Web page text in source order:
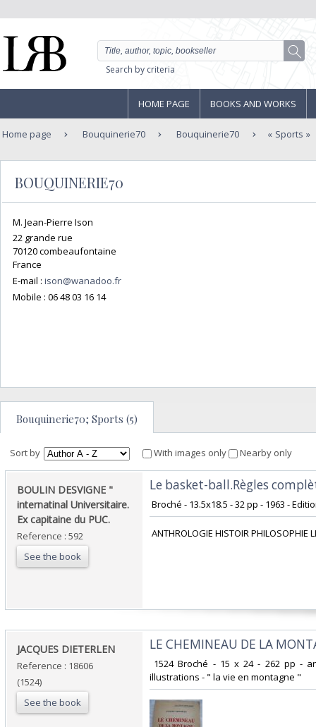
Search by criteria
HOME PAGE BOOKS AND WORKS
Home page Bouquinerie70 Bouquinerie70 Sports
BOUQUINERIE70
M. Jean-Pierre Ison
22 grande rue
70120 combeaufontaine
France
E-mail : ison@wanadoo.fr
Mobile : 06 48 03 16 14
Bouquinerie70; Sports (5)
Sort by With images only Nearby only
‎BOULIN DESVIGNE "
internatinal Universitaire.
Ex capitaine du PUC.‎
Reference : 592
See the book
‎Le basket-ball.Règles
Broché - 13.5x18.5 - 32 pp - 1963 -
ANTHROLOGIE HISTOIR PHILOSOPHIE
‎JACQUES DIETERLEN‎
Reference : 18606
(1524)
See the book
‎LE CHEMINEAU DE LA
1524 Broché - 15 x 24 - 262 pp -
illustrations - " la vie en montagne "‎